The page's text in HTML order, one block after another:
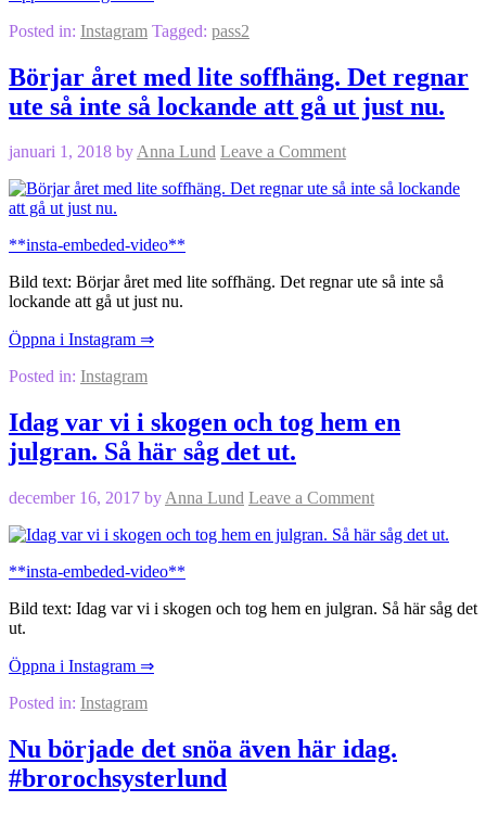
Posted in: Instagram Tagged: pass2
Börjar året med lite soffhäng. Det regnar
ute så inte så lockande att gå ut just nu.
januari 1, 2018 byAnna Lund Leave a Comment
**insta-embeded-video**
Bild text: Börjar året med lite soffhäng. Det regnar ute så inte så
lockande att gå ut just nu.
Öppna i Instagram ⇒
Posted in: Instagram
Idag var vi i skogen och tog hem en
julgran. Så här såg det ut.
december 16, 2017 by Anna Lund Leave a Comment
**insta-embeded-video**
Bild text: Idag var vi i skogen och tog hem en julgran. Så här såg det
ut.
Öppna i Instagram ⇒
Posted in: Instagram
Nu började det snöa även här idag.
#brorochsysterlund